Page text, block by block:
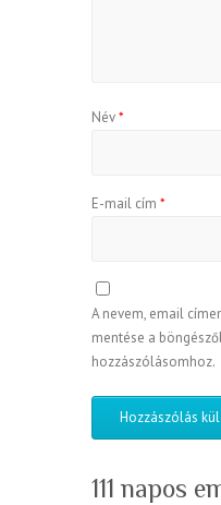
Név*
E-mail cím *
A nevem, email
mentése a
hozzászólásomhoz.
111 napos